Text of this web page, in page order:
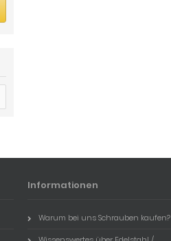
Informationen
Warum bei uns Schrauben kaufen?